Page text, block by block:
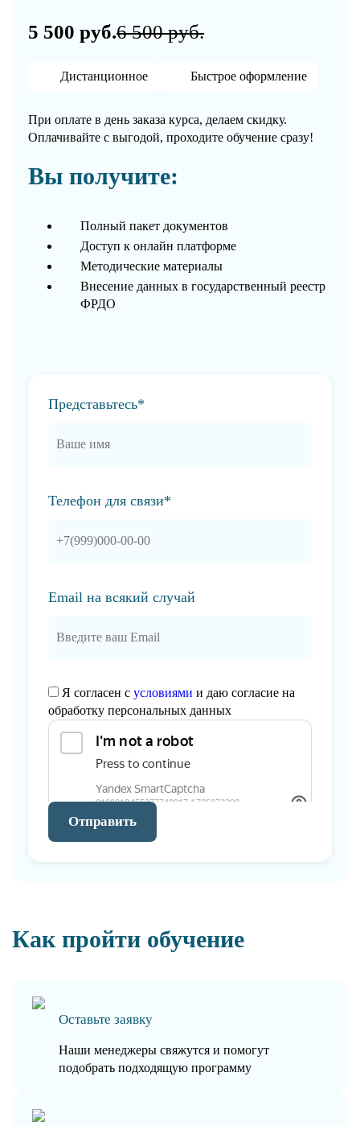
5 500 руб.6 500 руб.
Дистанционное Быстрое оформление
При оплате в день заказа курса, делаем скидку.
Оплачивайте с выгодой, проходите обучение сразу!
Вы получите:
Полный пакет документов
Доступ к онлайн платформе
Методические материалы
Внесение данных в государственный реестр
ФРДО
Представьтесь*
Телефон для связи*
Email на всякий случай
Я согласен с условиями и даю согласие на
обработку персональных данных
Отправить
Как пройти обучение
Оставьте заявку
Наши менеджеры свяжутся и помогут
подобрать подходящую программу